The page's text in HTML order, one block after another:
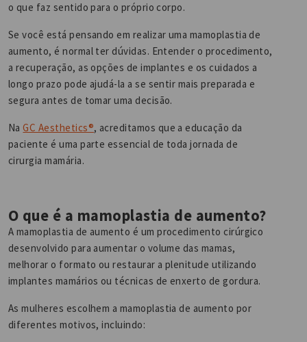
o que faz sentido para o próprio corpo.
Se você está pensando em realizar uma mamoplastia de
aumento, é normal ter dúvidas. Entender o procedimento,
a recuperação, as opções de implantes e os cuidados a
longo prazo pode ajudá-la a se sentir mais preparada e
segura antes de tomar uma decisão.
NaGC Aesthetics®, acreditamos que a educação da
paciente é uma parte essencial de toda jornada de
cirurgia mamária.
O que é a mamoplastia de aumento?
A mamoplastia de aumento é um procedimento cirúrgico
desenvolvido para aumentar o volume das mamas,
melhorar o formato ou restaurar a plenitude utilizando
implantes mamários ou técnicas de enxerto de gordura.
As mulheres escolhem a mamoplastia de aumento por
diferentes motivos, incluindo: